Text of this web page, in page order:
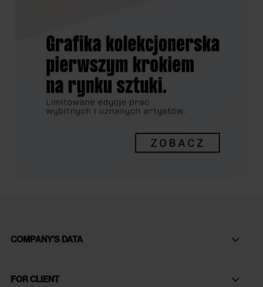
COMPANY'S DATA
FOR CLIENT